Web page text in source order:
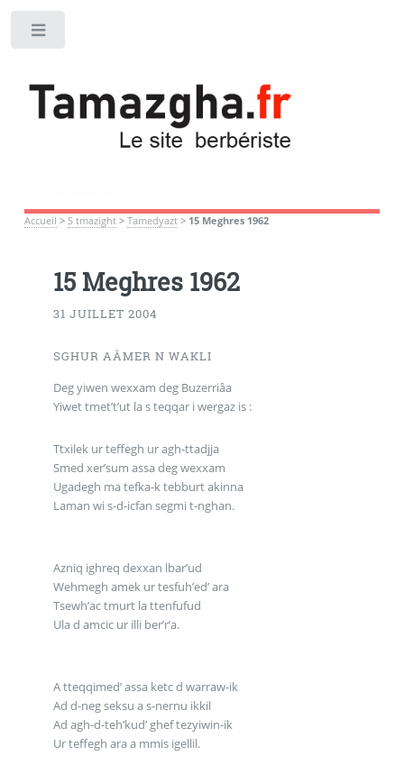
Accueil > S tmazight> Tamedyazt> 15 Meghres 1962
15 Meghres 1962
31 JUILLET 2004
SGHUR AÂMER N WAKLI
Deg yiwen wexxam deg Buzerriâa
Yiwet tmet’t’ut la s teqqar i wergaz is :
Ttxilek ur teffegh ur agh-ttadjja
Smed xer’sum assa deg wexxam
Ugadegh ma tefka-k tebburt akinna
Laman wi s-d-icfan segmi t-nghan.
Azniq ighreq dexxan lbar’ud
Wehmegh amek ur tesfuh’ed’ ara
Tsewh’ac tmurt la ttenfufud
Ula d amcic ur illi ber’r’a.
A tteqqimed’ assa ketc d warraw-ik
Ad d-neg seksu a s-nernu ikkil
Ad agh-d-teh’kud’ ghef tezyiwin-ik
Ur teffegh ara a mmis igellil.